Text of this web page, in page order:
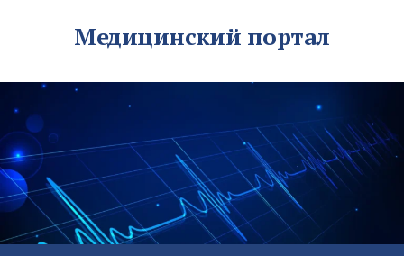
Медицинский портал